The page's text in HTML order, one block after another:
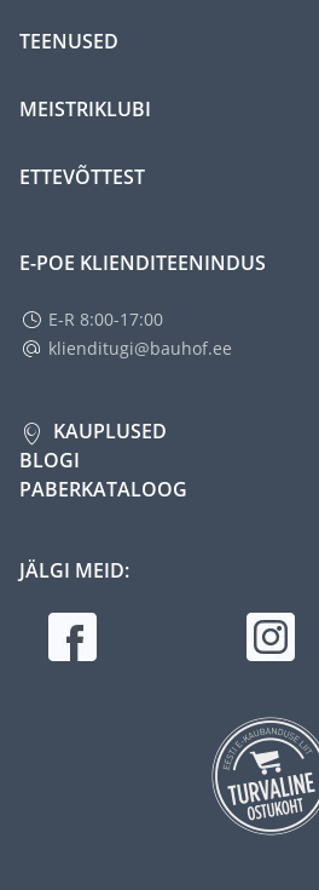
TEENUSED
MEISTRIKLUBI
ETTEVÕTTEST
E-POE KLIENDITEENINDUS
E-R 8:00-17:00
klienditugi@bauhof.ee
KAUPLUSED
BLOGI
PABERKATALOOG
JÄLGI MEID: